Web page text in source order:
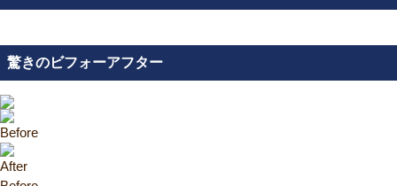
驚きのビフォーアフター
Before
After